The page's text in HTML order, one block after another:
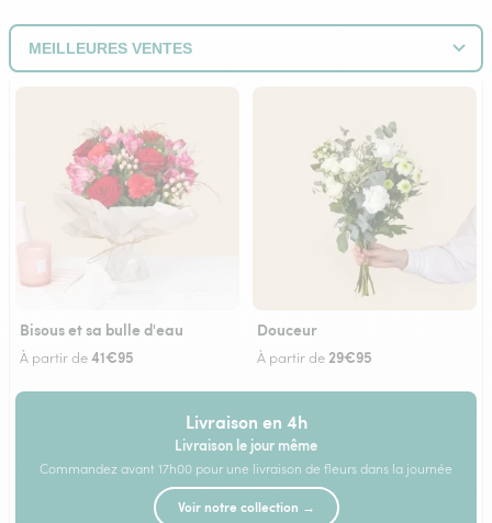
Bisous et sa bulle d'eau
À partir de41€95
Douceur
À partir de29€95
Livraison en 4h
Livraison le jour même
Commandez avant 17h00 pour une livraison de fleurs dans la journée
Voir notre collection →